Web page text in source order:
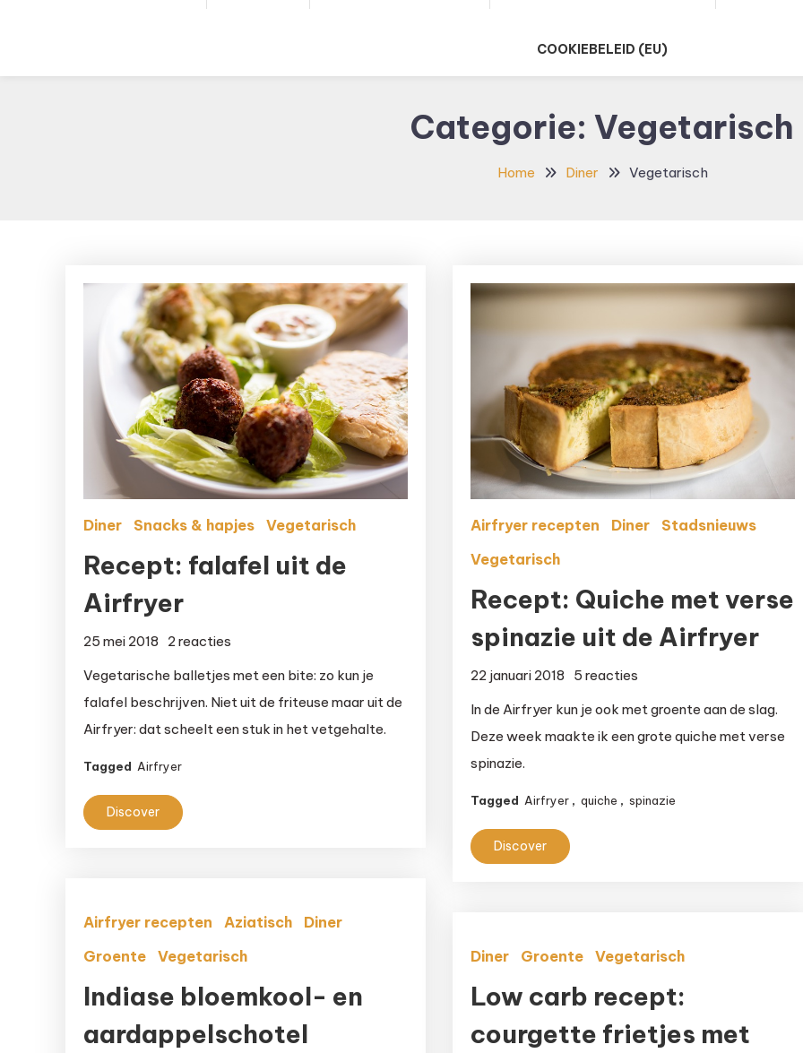
COOKIEBELEID (EU)
Categorie: Vegetarisch
Home Diner Vegetarisch
Diner Snacks & hapjes Vegetarisch
Recept: falafel uit de
Airfryer
25 mei 2018 2 reacties
uit
de
Vegetarische balletjes met een bite: zo kun je
falafel beschrijven. Niet uit de friteuse maar uit de
Airfryer: dat scheelt een stuk in het vetgehalte.
Tagged Airfryer
Discover
Airfryer recepten Diner
Stadsnieuws
Vegetarisch
Recept: Quiche met verse
spinazie uit de Airfryer
22 januari 2018 5 reacties
Quiche
met
spinazie
In de Airfryer kun je ook met groente aan de slag.
Deze week maakte ik een grote quiche met verse
spinazie.
Tagged Airfryer , quiche , spinazie
Discover
Airfryer recepten Aziatisch
Diner
Groente
Vegetarisch
Indiase bloemkool- en
aardappelschotel
Diner Groente Vegetarisch
Low carb recept:
courgette frietjes met